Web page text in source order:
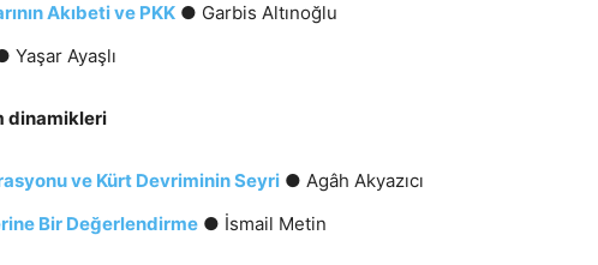
Akıbeti ve PKK ● Garbis Altınoğlu
Yaşar Ayaşlı
dinamikleri
ve Kürt Devriminin Seyri ● Agâh Akyazıcı
Bir Değerlendirme ● İsmail Metin